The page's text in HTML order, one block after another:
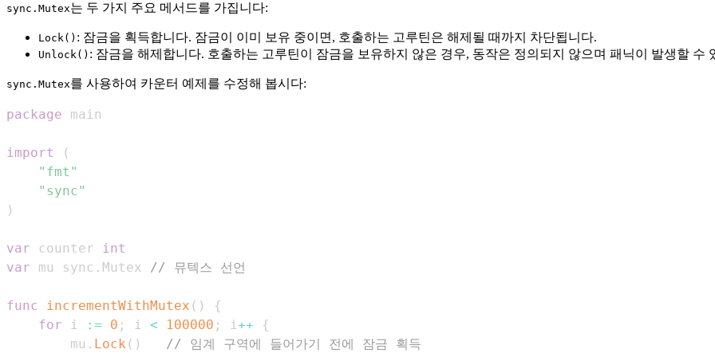
sync.Mutex는 두 가지 주요 메서드를 가집니다:
Lock() : 잠금을 획득합니다. 잠금이 이미 보유 중이면, 호출하는 고루틴은 해제될 때까지 차단됩니다.
Unlock() : 잠금을 해제합니다. 호출하는 고루틴이 잠금을 보유하지 않은 경우, 동작은 정의되지 않으며 패닉이 발생할 수
sync.Mutex를 사용하여 카운터 예제를 수정해 봅시다:
package
import
(
"fmt"
"sync"
)
var counter int
var mu sync . Mutex // 뮤텍스 선언
func incrementWithMutex ( )
{
for i := 0 ; i < 100000 ; i++
{
		mu
. Lock ( )
// 임계 구역에 들어가기 전에 잠금 획득